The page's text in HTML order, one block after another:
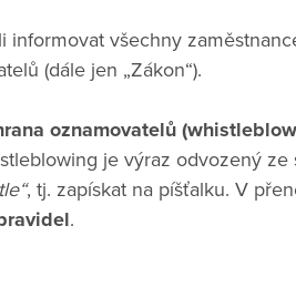
všechny
(dále jen „Zákon“).
oznamovatelů
je výraz odvozený
, tj. zapískat na píšťalku. V
.